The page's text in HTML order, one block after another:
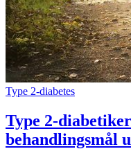
Type 2-diabetes
Type 2-
behandlingsmål